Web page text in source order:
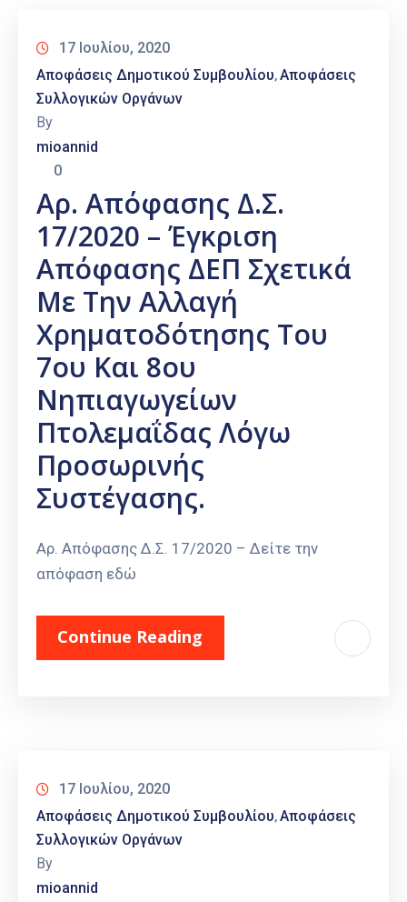
17 Ιουλίου, 2020
Αποφάσεις Δημοτικού Συμβουλίου‚Αποφάσεις
Συλλογικών Οργάνων
By
mioannid
0
Αρ. Απόφασης Δ.Σ.
17/2020 – Έγκριση
Απόφασης ΔΕΠ Σχετικά
Με Την Αλλαγή
Χρηματοδότησης Του
7ου Και 8ου
Νηπιαγωγείων
Πτολεμαΐδας Λόγω
Προσωρινής
Συστέγασης.
Αρ. Απόφασης Δ.Σ. 17/2020 – Δείτε την
απόφαση εδώ
Continue Reading
17 Ιουλίου, 2020
Αποφάσεις Δημοτικού Συμβουλίου‚Αποφάσεις
Συλλογικών Οργάνων
By
mioannid